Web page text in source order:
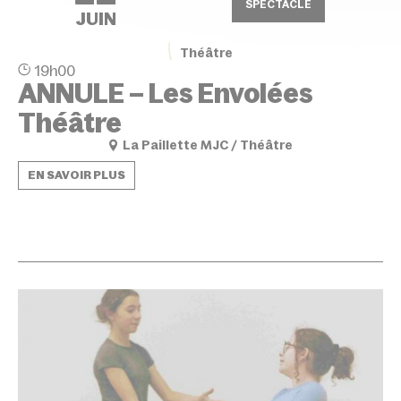
JUIN
SPECTACLE
Théâtre
19h00
ANNULE – Les Envolées
Théâtre
La Paillette MJC / Théâtre
EN SAVOIR PLUS